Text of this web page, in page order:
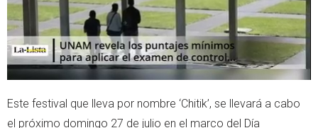
Este festival que lleva por nombre ‘Chitik’, se llevará a cabo
el próximo domingo 27 de julio en el marco del Día